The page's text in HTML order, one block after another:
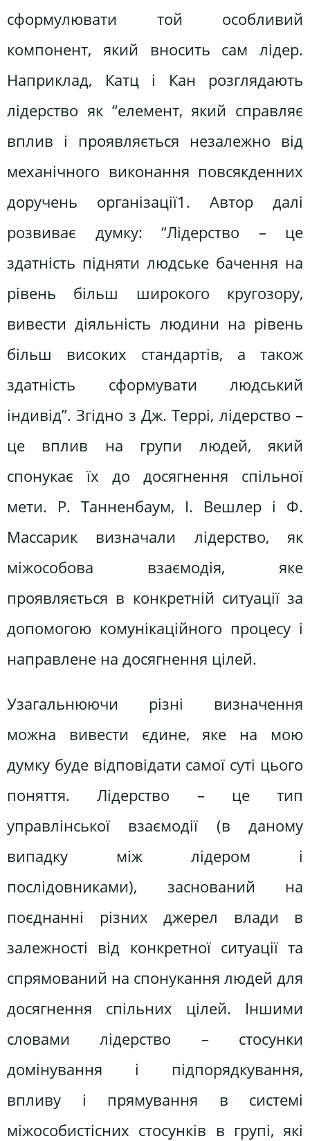
сформулювати той особливий
компонент, який вносить сам лідер.
Наприклад, Катц і Кан розглядають
лідерство як “елемент, який справляє
вплив і проявляється незалежно від
механічного виконання повсякденних
доручень організації1. Автор далі
розвиває думку: “Лідерство – це
здатність підняти людське бачення на
рівень більш широкого кругозору,
вивести діяльність людини на рівень
більш високих стандартів, а також
здатність сформувати людський
індивід”. Згідно з Дж. Террі, лідерство –
це вплив на групи людей, який
спонукає їх до досягнення спільної
мети. Р. Танненбаум, І. Вешлер і Ф.
Массарик визначали лідерство, як
міжособова взаємодія, яке
проявляється в конкретній ситуації за
допомогою комунікаційного процесу і
направлене на досягнення цілей.
Узагальнюючи різні визначення
можна вивести єдине, яке на мою
думку буде відповідати самої суті цього
поняття. Лідерство – це тип
управлінської взаємодії (в даному
випадку між лідером і
послідовниками), заснований на
поєднанні різних джерел влади в
залежності від конкретної ситуації та
спрямований на спонукання людей для
досягнення спільних цілей. Іншими
словами лідерство – стосунки
домінування і підпорядкування,
впливу і прямування в системі
міжособистісних стосунків в групі, які